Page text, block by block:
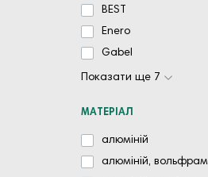
BEST
Enero
Gabel
Показати ще 7
МАТЕРІАЛ
алюміній
алюміній, вольфрам